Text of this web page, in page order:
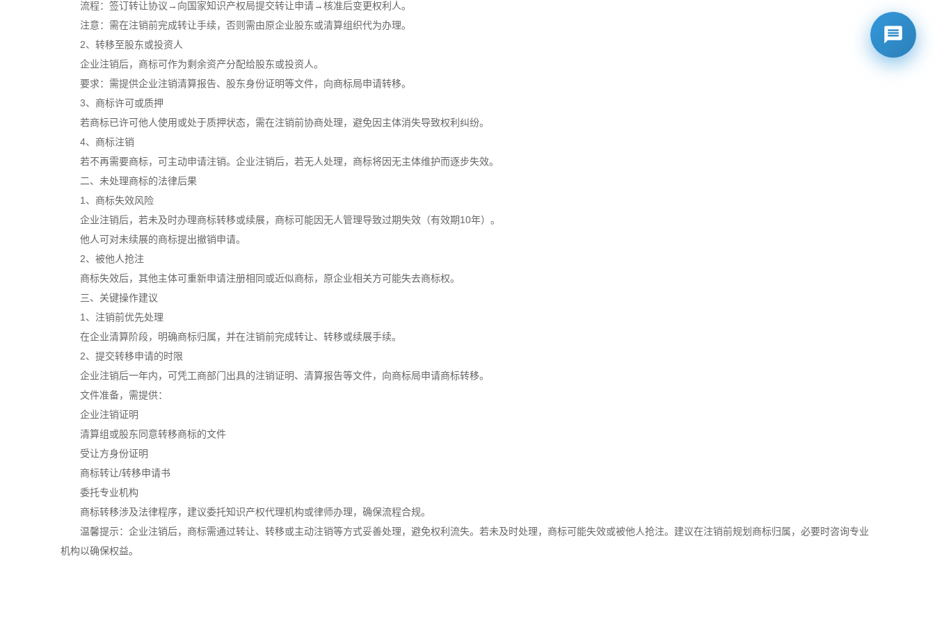
流程：签订转让协议→向国家知识产权局提交转让申请→核准后变更权利人。
注意：需在注销前完成转让手续，否则需由原企业股东或清算组织代为办理。
2、转移至股东或投资人
企业注销后，商标可作为剩余资产分配给股东或投资人。
要求：需提供企业注销清算报告、股东身份证明等文件，向商标局申请转移。
3、商标许可或质押
若商标已许可他人使用或处于质押状态，需在注销前协商处理，避免因主体消失导致权利纠纷。
4、商标注销
若不再需要商标，可主动申请注销。企业注销后，若无人处理，商标将因无主体维护而逐步失效。
二、未处理商标的法律后果
1、商标失效风险
企业注销后，若未及时办理商标转移或续展，商标可能因无人管理导致过期失效（有效期10年）。
他人可对未续展的商标提出撤销申请。
2、被他人抢注
商标失效后，其他主体可重新申请注册相同或近似商标，原企业相关方可能失去商标权。
三、关键操作建议
1、注销前优先处理
在企业清算阶段，明确商标归属，并在注销前完成转让、转移或续展手续。
2、提交转移申请的时限
企业注销后一年内，可凭工商部门出具的注销证明、清算报告等文件，向商标局申请商标转移。
文件准备，需提供：
企业注销证明
清算组或股东同意转移商标的文件
受让方身份证明
商标转让/转移申请书
委托专业机构
商标转移涉及法律程序，建议委托知识产权代理机构或律师办理，确保流程合规。
温馨提示：企业注销后，商标需通过转让、转移或主动注销等方式妥善处理，避免权利流失。若未及时处理，商标可能失效或被他人抢注。建议在注销前规划商标归属，必要时咨询专业
机构以确保权益。